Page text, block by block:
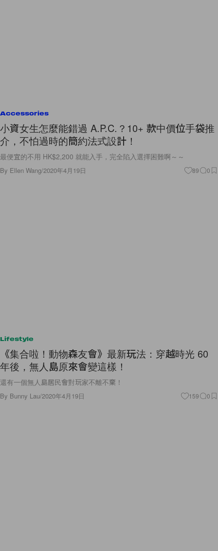
Accessories
小資女生怎麼能錯過 A.P.C.？10+ 款中價位手袋推
介，不怕過時的簡約法式設計！
最便宜的不用 HK$2,200 就能入手，完全陷入選擇困難啊～～
By Ellen Wang/2020年4月19日 89 0
Lifestyle
《集合啦！動物森友會》最新玩法：穿越時光 60
年後，無人島原來會變這樣！
還有一個無人島居民會對玩家不離不棄！
By Bunny Lau/2020年4月19日 159 0